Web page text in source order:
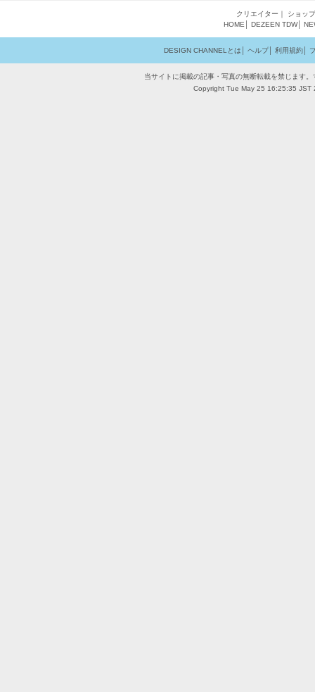
クリエイター ｜ ショップ
HOME
DEZEEN TDW│
DESIGN CHANNELとは ヘルプ│ 利用規約│
当サイトに掲載の記事・写真の無断転載を禁じます
Copyright Tue May 25 16:25:35 JST